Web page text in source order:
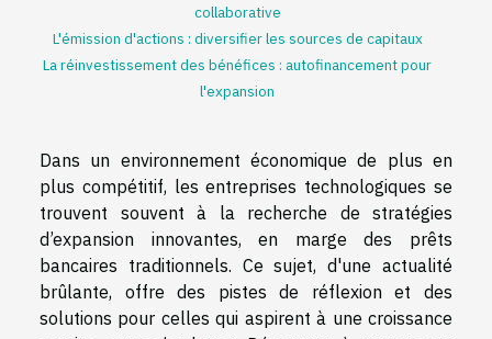
collaborative
L'émission d'actions : diversifier les sources de capitaux
La réinvestissement des bénéfices : autofinancement pour
l'expansion
Dans un environnement économique de plus en
plus compétitif, les entreprises technologiques se
trouvent souvent à la recherche de stratégies
d’expansion innovantes, en marge des prêts
bancaires traditionnels. Ce sujet, d'une actualité
brûlante, offre des pistes de réflexion et des
solutions pour celles qui aspirent à une croissance